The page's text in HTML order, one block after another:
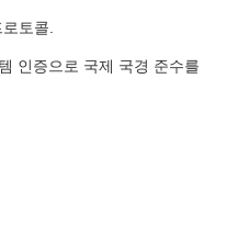
토콜.
인증으로 국제 국경 준수를